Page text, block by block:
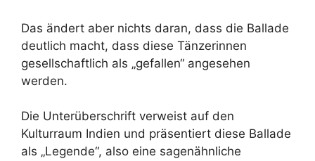
Das ändert aber nichts daran, dass die Ballade
deutlich macht, dass diese Tänzerinnen
gesellschaftlich als „gefallen“ angesehen
werden.
Die Unterüberschrift verweist auf den
Kulturraum Indien und präsentiert diese Ballade
als „Legende“, also eine sagenähnliche